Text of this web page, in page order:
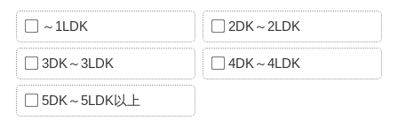
～1LDK 2DK～2LDK
3DK～3LDK 4DK～4LDK
5DK～5LDK以上